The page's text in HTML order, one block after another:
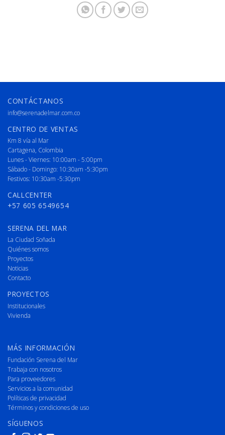
CONTÁCTANOS
info@serenadelmar.com.co
CENTRO DE VENTAS
Km 8 vía al Mar
Cartagena, Colombia
Lunes - Viernes: 10:00am - 5:00pm
Sábado - Domingo: 10:30am -5:30pm
Festivos: 10:30am -5:30pm
CALLCENTER
+57 605 6549654
SERENA DEL MAR
La Ciudad Soñada
Quiénes somos
Proyectos
Noticias
Contacto
PROYECTOS
Institucionales
Vivienda
MÁS INFORMACIÓN
Fundación Serena del Mar
Trabaja con nosotros
Para proveedores
Servicios a la comunidad
Políticas de privacidad
Términos y condiciones de uso
SÍGUENOS